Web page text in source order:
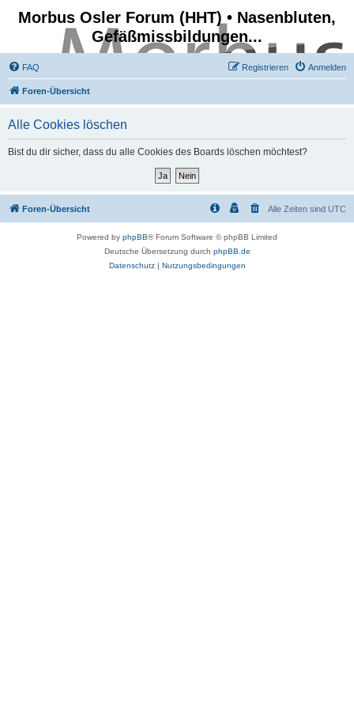
Morbus Osler Forum (HHT) • Nasenbluten,
Gefäßmissbildungen...
FAQ Anmelden
Registrieren
Foren-Übersicht
Alle Cookies löschen
Bist du dir sicher, dass du alle Cookies des Boards löschen möchtest?
Foren-Übersicht Alle Zeiten sind UTC
Powered by phpBB® Forum Software © phpBB Limited
Deutsche Übersetzung durch phpBB.de
Datenschutz| Nutzungsbedingungen